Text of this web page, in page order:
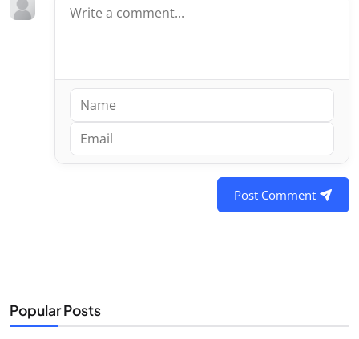
Post Comment
Popular Posts